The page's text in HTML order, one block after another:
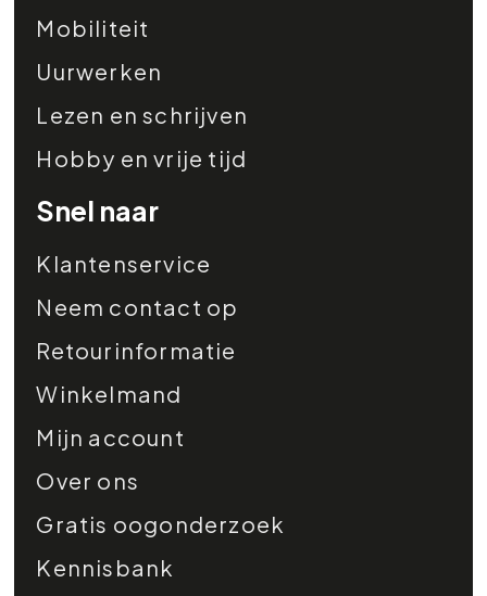
Mobiliteit
Uurwerken
Lezen en schrijven
Hobby en vrije tijd
Snel naar
Klantenservice
Neem contact op
Retourinformatie
Winkelmand
Mijn account
Over ons
Gratis oogonderzoek
Kennisbank